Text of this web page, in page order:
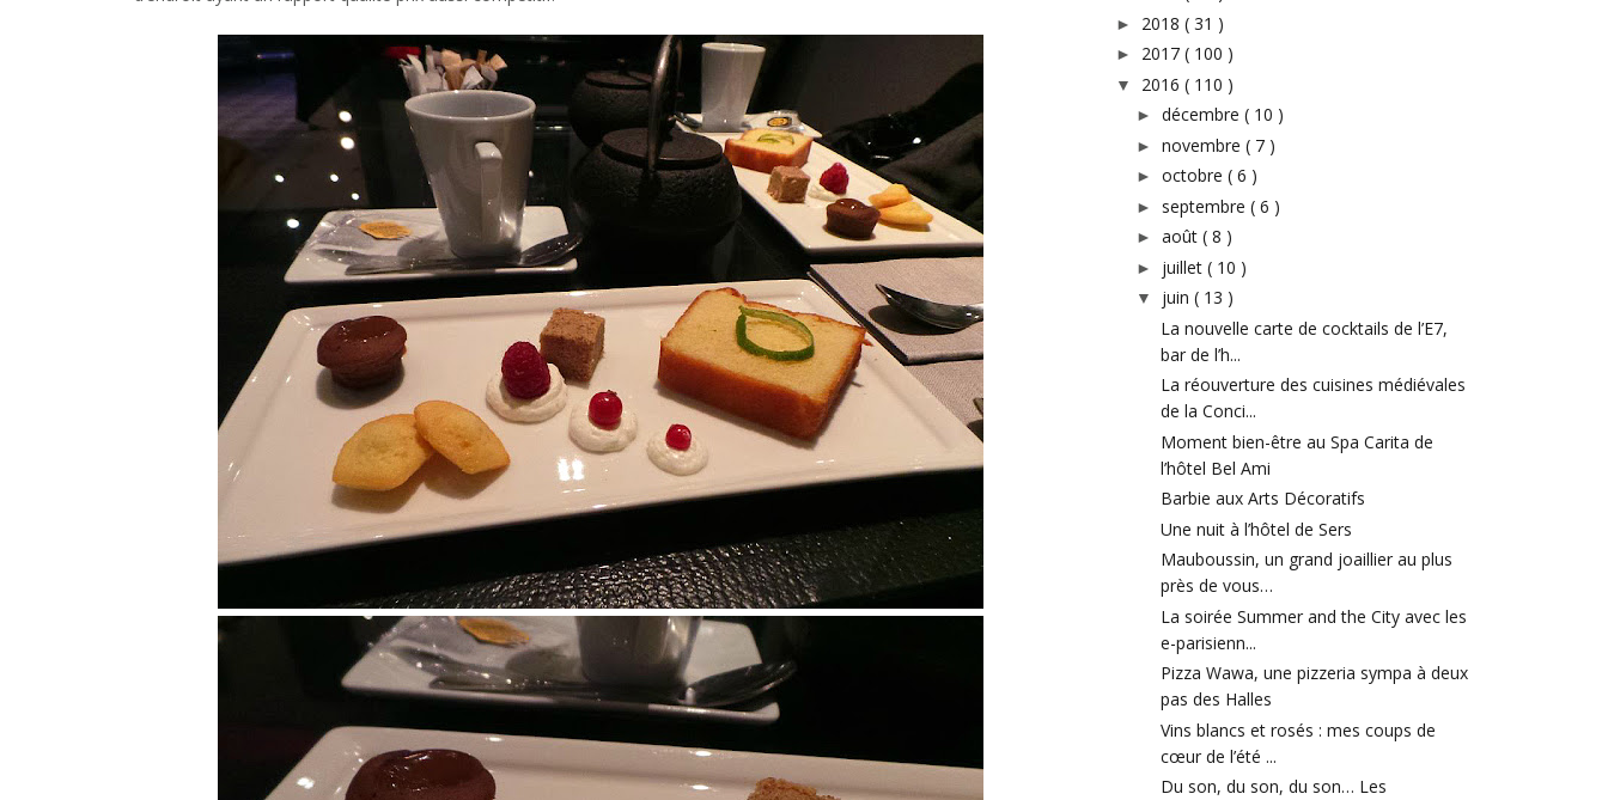
► 2018 ( 31 )
► 2017 ( 100 )
▼ 2016 ( 110 )
► décembre ( 10 )
► novembre ( 7 )
► octobre ( 6 )
► septembre ( 6 )
► août ( 8 )
► juillet ( 10 )
▼ juin ( 13 )
La nouvelle carte de cocktails de l’E7,
bar de l’h...
La réouverture des cuisines médiévales
de la Conci...
Moment bien-être au Spa Carita de
l’hôtel Bel Ami
Barbie aux Arts Décoratifs
Une nuit à l’hôtel de Sers
Mauboussin, un grand joaillier au plus
près de vous…
La soirée Summer and the City avec les
e-parisienn...
Pizza Wawa, une pizzeria sympa à deux
pas des Halles
Vins blancs et rosés : mes coups de
cœur de l’été ...
Du son, du son, du son… Les